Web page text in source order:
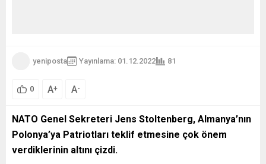
yeniposta Yayınlama: 01.12.2022 81
0 A+ A-
NATO Genel Sekreteri Jens Stoltenberg, Almanya’nın
Polonya’ya Patriotları teklif etmesine çok önem
verdiklerinin altını çizdi.